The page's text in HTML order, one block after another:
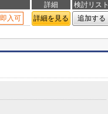
詳細
検討リスト
即入可 詳細を見る 追加する